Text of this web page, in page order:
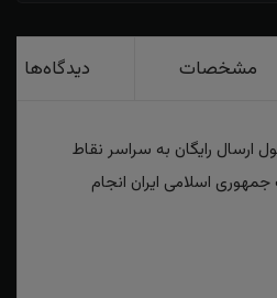
مشخصات دیدگاه‌ها
ارسال رایگان به سراسر نقاط
اسلامی ایران انجام